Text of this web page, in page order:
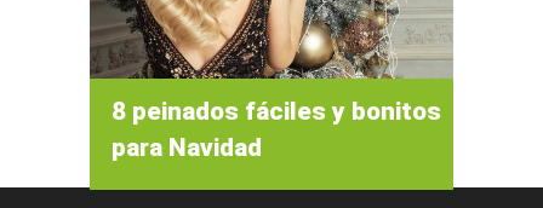
8 peinados fáciles y bonitos
para Navidad